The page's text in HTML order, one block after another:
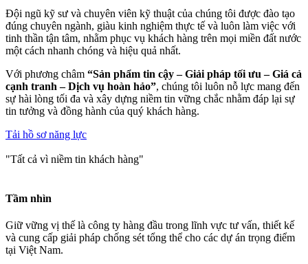
Đội ngũ kỹ sư và chuyên viên kỹ thuật của chúng tôi được đào tạo
đúng chuyên ngành, giàu kinh nghiệm thực tế và luôn làm việc với
tinh thần tận tâm, nhằm phục vụ khách hàng trên mọi miền đất nước
một cách nhanh chóng và hiệu quả nhất.
Với phương châm “Sản phẩm tin cậy – Giải pháp tối ưu – Giá cả
cạnh tranh – Dịch vụ hoàn hảo”, chúng tôi luôn nỗ lực mang đến
sự hài lòng tối đa và xây dựng niềm tin vững chắc nhằm đáp lại sự
tin tưởng và đồng hành của quý khách hàng.
Tải hồ sơ năng lực
"Tất cả vì niềm tin khách hàng"
Tầm nhìn
Giữ vững vị thế là công ty hàng đầu trong lĩnh vực tư vấn, thiết kế
và cung cấp giải pháp chống sét tổng thể cho các dự án trọng điểm
tại Việt Nam.